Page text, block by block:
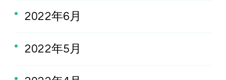
2022年6月
2022年5月